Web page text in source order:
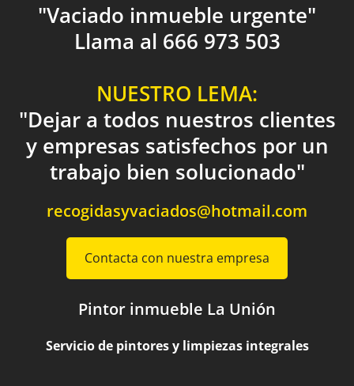
"Vaciado inmueble urgente"
Llama al 666 973 503
NUESTRO LEMA:
"Dejar a todos nuestros clientes
y empresas satisfechos por un
trabajo bien solucionado"
recogidasyvaciados@hotmail.com
Contacta con nuestra empresa
Pintor inmueble La Unión
Servicio de pintores y limpiezas integrales